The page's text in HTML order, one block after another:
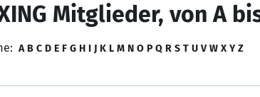
Mitglieder, von A
A B C D E F G H I J K L M N O P Q R S T U V W X Y Z